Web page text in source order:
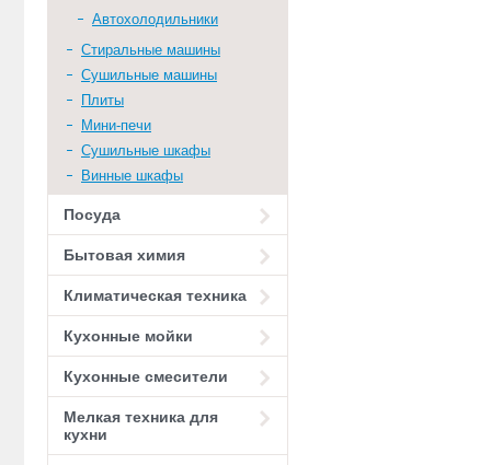
Автохолодильники
Стиральные машины
Сушильные машины
Плиты
Мини-печи
Сушильные шкафы
Винные шкафы
Посуда
Бытовая химия
Климатическая техника
Кухонные мойки
Кухонные смесители
Мелкая техника для
кухни